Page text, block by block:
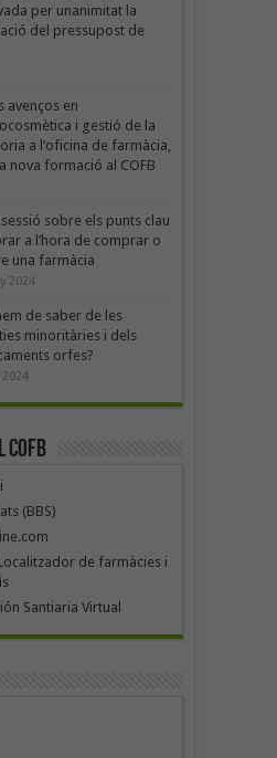
per unanimitat la
del pressupost de
avenços en
i gestió de la
a l’oficina de farmàcia,
nova formació al COFB
sobre els punts clau
a l’hora de comprar o
una farmàcia
2024
de saber de les
minoritàries i dels
orfes?
(BBS)
de farmàcies i
Santiaria Virtual